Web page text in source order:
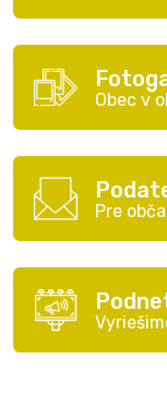
Obec v
Pre